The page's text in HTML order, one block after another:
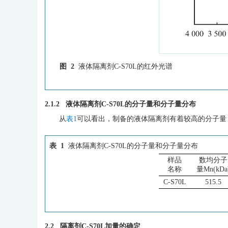
图 2 液体隔离剂C-S70L的红外光谱
2.1.2 液体隔离剂C-S70L的分子量和分子量分布
从表1可以看出，制备的液体隔离剂有着较高的分子
表 1 液体隔离剂C-S70L的分子量和分子量分布
样品
名称
数均分子
量
C-S70L
515.5
2.2 隔离剂C-S70L加量的确定